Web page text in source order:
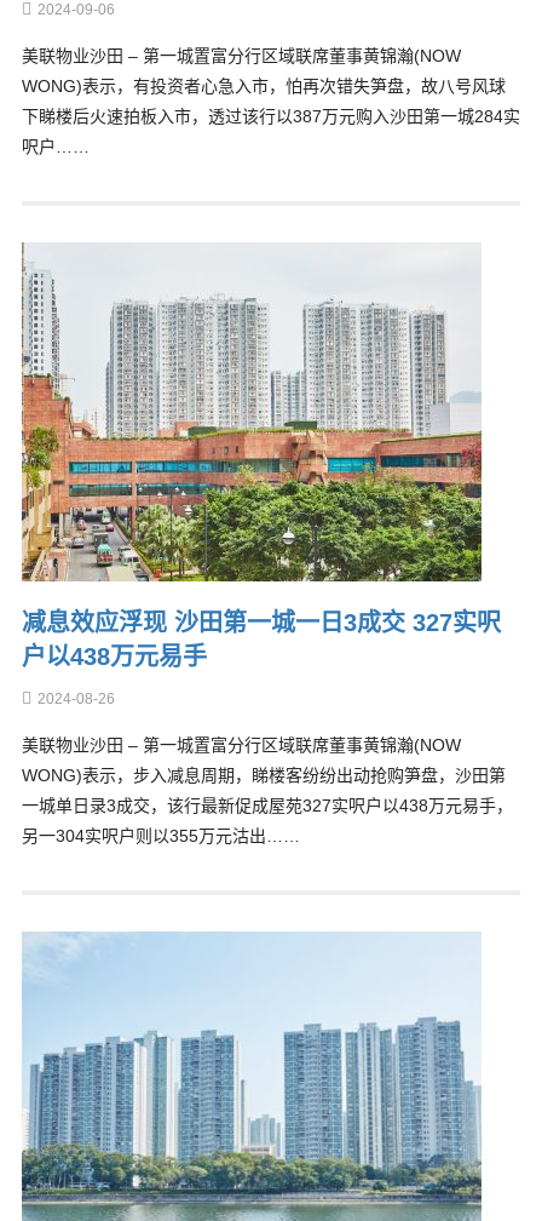
2024-09-06
美联物业沙田 – 第一城置富分行区域联席董事黄锦瀚(NOW
WONG)表示，有投资者心急入市，怕再次错失笋盘，故八号风球
下睇楼后火速拍板入市，透过该行以387万元购入沙田第一城284实
呎户……
减息效应浮现 沙田第一城一日3成交 327实呎
户以438万元易手
2024-08-26
美联物业沙田 – 第一城置富分行区域联席董事黄锦瀚(NOW
WONG)表示，步入减息周期，睇楼客纷纷出动抢购笋盘，沙田第
一城单日录3成交，该行最新促成屋苑327实呎户以438万元易手，
另一304实呎户则以355万元沽出……